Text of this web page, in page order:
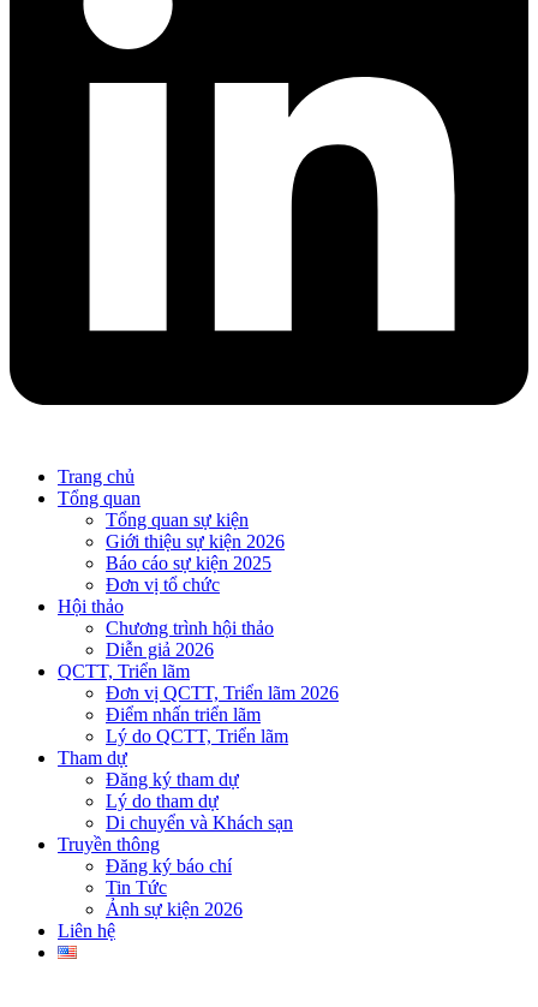
Trang chủ
Tổng quan
Tổng quan sự kiện
Giới thiệu sự kiện 2026
Báo cáo sự kiện 2025
Đơn vị tổ chức
Hội thảo
Chương trình hội thảo
Diễn giả 2026
QCTT, Triển lãm
Đơn vị QCTT, Triển lãm 2026
Điểm nhấn triển lãm
Lý do QCTT, Triển lãm
Tham dự
Đăng ký tham dự
Lý do tham dự
Di chuyển và Khách sạn
Truyền thông
Đăng ký báo chí
Tin Tức
Ảnh sự kiện 2026
Liên hệ